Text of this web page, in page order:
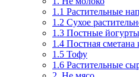
1.1 Растительные
1.2 Сухое
1.3 Постные
1.4 Постная сметана
1.5 Тофу
1.6 Растительные